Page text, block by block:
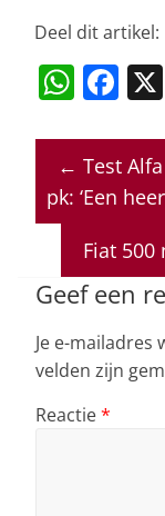
Deel dit artikel:
W
at
s
p
p
F
c
e
o
o
k
← Test
pk: ‘Een
Fiat 500
Geef een
Je e-
velden zijn
Reactie*